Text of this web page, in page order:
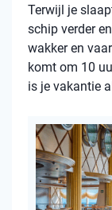
Terwijl je
schip verder
wakker en
komt om 10
is je vakantie